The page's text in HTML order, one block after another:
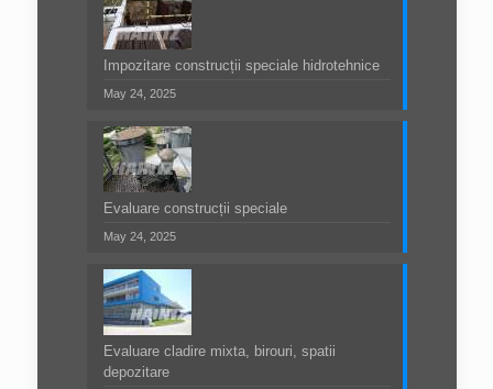
Impozitare construcții speciale hidrotehnice
May 24, 2025
Evaluare construcții speciale
May 24, 2025
Evaluare cladire mixta, birouri, spatii
depozitare